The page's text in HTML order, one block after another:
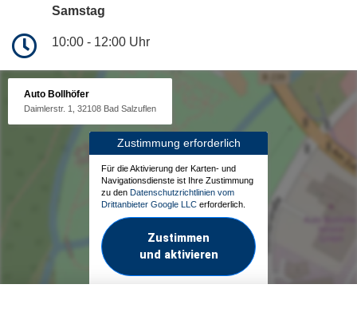
Samstag
10:00 - 12:00 Uhr
Auto Bollhöfer
Daimlerstr. 1, 32108 Bad Salzuflen
Zustimmung erforderlich
Für die Aktivierung der Karten- und
Navigationsdienste ist Ihre Zustimmung
zu den Datenschutzrichtlinien vom
Drittanbieter Google LLC erforderlich.
Zustimmen
und aktivieren